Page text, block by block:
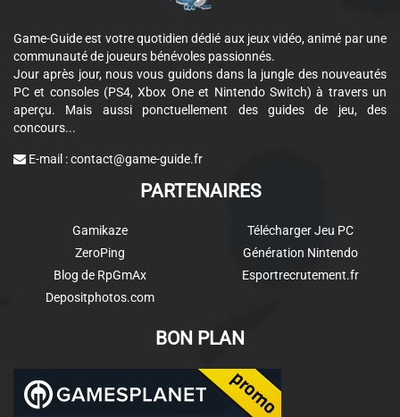
Game-Guide est votre quotidien dédié aux jeux vidéo, animé par une
communauté de joueurs bénévoles passionnés.
Jour après jour, nous vous guidons dans la jungle des nouveautés
PC et consoles (PS4, Xbox One et Nintendo Switch) à travers un
aperçu. Mais aussi ponctuellement des guides de jeu, des
concours...
E-mail :contact@game-guide.fr
PARTENAIRES
Gamikaze
ZeroPing
Blog de RpGmAx
Depositphotos.com
Télécharger Jeu PC
Génération Nintendo
Esportrecrutement.fr
BON PLAN